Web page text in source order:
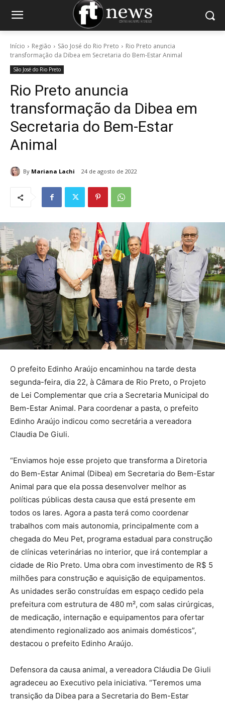
Início Região São José do Rio Preto
Rio Preto anuncia
transformação da Dibea em Secretaria do Bem-Estar Animal
São José do Rio Preto
Rio Preto anuncia
transformação da Dibea em
Secretaria do Bem-Estar
Animal
By Mariana Lachi 24 de agosto de 2022
O prefeito Edinho Araújo encaminhou na tarde desta
segunda-feira, dia 22, à Câmara de Rio Preto, o Projeto
de Lei Complementar que cria a Secretaria Municipal do
Bem-Estar Animal. Para coordenar a pasta, o prefeito
Edinho Araújo indicou como secretária a vereadora
Claudia De Giuli.
“Enviamos hoje esse projeto que transforma a Diretoria
do Bem-Estar Animal (Dibea) em Secretaria do Bem-Estar
Animal para que ela possa desenvolver melhor as
políticas públicas desta causa que está presente em
todos os lares. Agora a pasta terá como coordenar
trabalhos com mais autonomia, principalmente com a
chegada do Meu Pet, programa estadual para construção
de clínicas veterinárias no interior, que irá contemplar a
cidade de Rio Preto. Uma obra com investimento de R$ 5
milhões para construção e aquisição de equipamentos.
As unidades serão construídas em espaço cedido pela
prefeitura com estrutura de 480 m², com salas cirúrgicas,
de medicação, internação e equipamentos para ofertar
atendimento regionalizado aos animais domésticos”,
destacou o prefeito Edinho Araújo.
Defensora da causa animal, a vereadora Cláudia De Giuli
agradeceu ao Executivo pela iniciativa. “Teremos uma
transição da Dibea para a Secretaria do Bem-Estar